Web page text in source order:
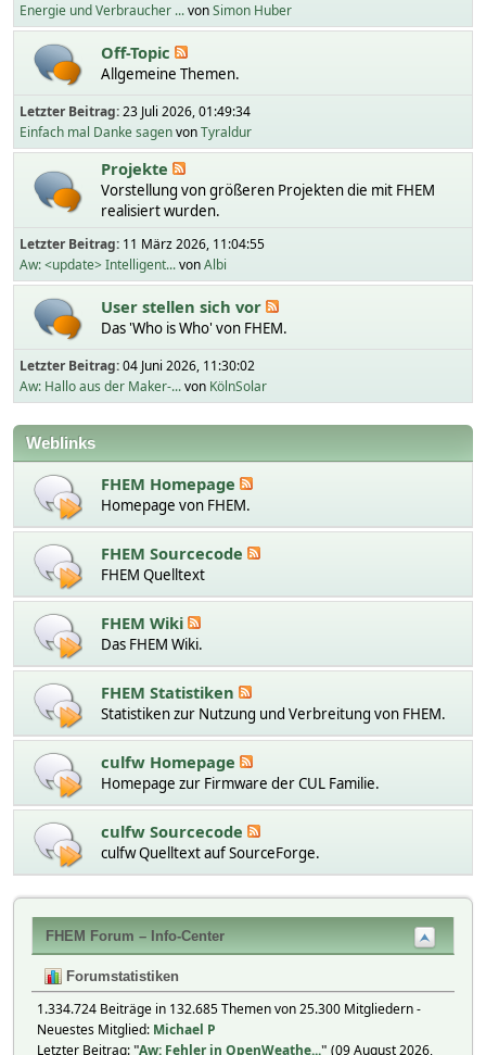
Energie und Verbraucher ...vonSimon Huber
Off-Topic
Allgemeine Themen.
Letzter Beitrag:23 Juli 2026, 01:49:34
Einfach mal Danke sagenvonTyraldur
Projekte
Vorstellung von größeren Projekten die mit FHEM
realisiert wurden.
Letzter Beitrag: 11 März 2026, 11:04:55
Aw: <update> Intelligent...vonAlbi
User stellen sich vor
Das 'Who is Who' von FHEM.
Letzter Beitrag:04 Juni 2026, 11:30:02
Aw: Hallo aus der Maker-...von KölnSolar
Weblinks
FHEM Homepage
Homepage von FHEM.
FHEM Sourcecode
FHEM Quelltext
FHEM Wiki
Das FHEM Wiki.
FHEM Statistiken
Statistiken zur Nutzung und Verbreitung von FHEM.
culfw Homepage
Homepage zur Firmware der CUL Familie.
culfw Sourcecode
culfw Quelltext auf SourceForge.
FHEM Forum – Info-Center
Forumstatistiken
1.334.724 Beiträge in 132.685 Themen von 25.300 Mitgliedern -
Neuestes Mitglied: Michael P
Letzter Beitrag:"Aw: Fehler in OpenWeathe..." (09 August 2026,